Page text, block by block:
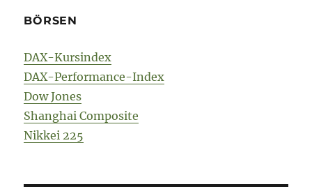
BÖRSEN
DAX-Kursindex
DAX-Performance-Index
Dow Jones
Shanghai Composite
Nikkei 225